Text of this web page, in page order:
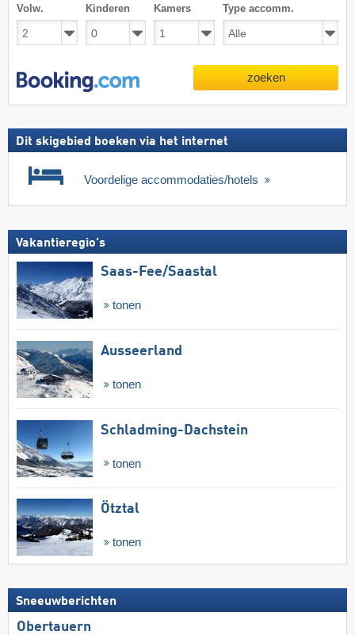
Volw. Kinderen Kamers Type accomm.
zoeken
Dit skigebied boeken via het internet
Voordelige accommodaties/hotels
Vakantieregio's
Saas-Fee/​Saastal
tonen
Ausseerland
tonen
Schladming-Dachstein
tonen
Ötztal
tonen
Sneeuwberichten
Obertauern